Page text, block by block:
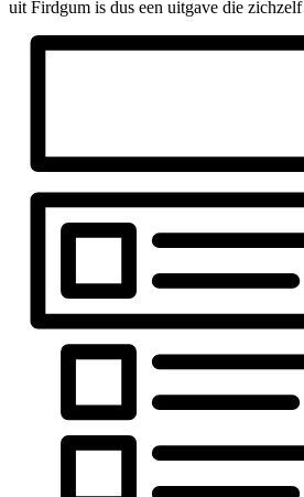
uit Firdgum is dus een uitgave die